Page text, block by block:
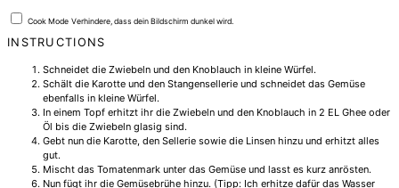
Cook Mode Verhindere, dass dein Bildschirm dunkel wird.
INSTRUCTIONS
Schneidet die Zwiebeln und den Knoblauch in kleine Würfel.
Schält die Karotte und den Stangensellerie und schneidet das Gemüse
ebenfalls in kleine Würfel.
In einem Topf erhitzt ihr die Zwiebeln und den Knoblauch in 2 EL Ghee oder
Öl bis die Zwiebeln glasig sind.
Gebt nun die Karotte, den Sellerie sowie die Linsen hinzu und erhitzt alles
gut.
Mischt das Tomatenmark unter das Gemüse und lasst es kurz anrösten.
Nun fügt ihr die Gemüsebrühe hinzu. (Tipp: Ich erhitze dafür das Wasser